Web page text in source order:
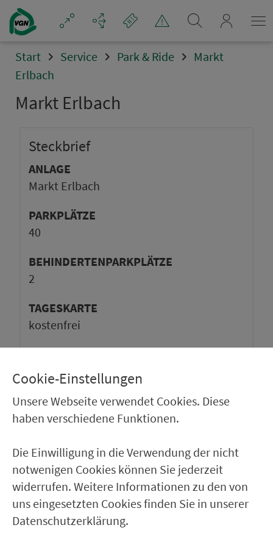
Start
Service Park & Ride
Markt
Erlbach
Markt Erlbach
Steck­brief
ANLAGE
Markt Erlbach
PARKPLÄTZE
40
BEHINDERTENPARKPLÄTZE
2
TAGESKARTE
kos­ten­frei
Cookie-Einstellungen
Unsere Webseite verwendet Cookies. Diese
haben verschiedene Funktionen.
Die Einwilligung in die Verwendung der nicht
notwenigen Cookies können Sie jederzeit
widerrufen. Weitere Informationen zu den von
uns eingesetzten Cookies finden Sie in unserer
Datenschutzerklärung.